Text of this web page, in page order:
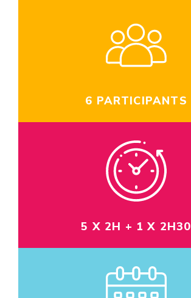
6 PARTICIPANTS
5 X 2H + 1 X 2H30